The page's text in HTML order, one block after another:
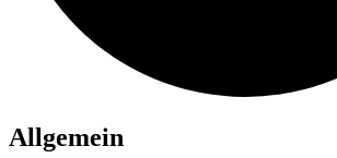
Allgemein